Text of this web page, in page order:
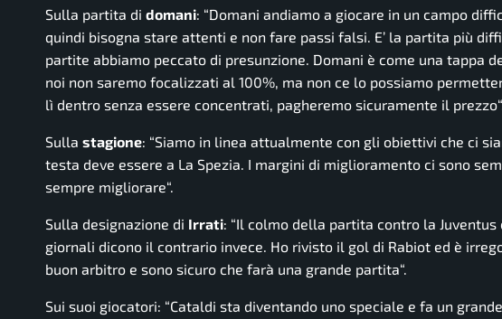
Sulla partita di domani: “Domani andiamo a giocare in un campo
quindi bisogna stare attenti e non fare passi falsi. E’ la partita più
partite abbiamo peccato di presunzione. Domani è come una tappa
noi non saremo focalizzati al 100%, ma non ce lo possiamo
lì dentro senza essere concentrati, pagheremo sicuramente il prezzo
Sulla stagione: “Siamo in linea attualmente con gli obiettivi che ci
testa deve essere a La Spezia. I margini di miglioramento ci sono
sempre migliorare“.
Sulla designazione di Irrati: “Il colmo della partita contro la
giornali dicono il contrario invece. Ho rivisto il gol di Rabiot ed è
buon arbitro e sono sicuro che farà una grande partita“.
Sui suoi giocatori: “Cataldi sta diventando uno speciale e fa un